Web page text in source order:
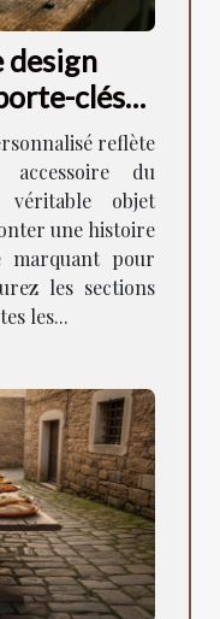
design
clés
reflète
du
objet
une histoire
marquant pour
les sections
les...